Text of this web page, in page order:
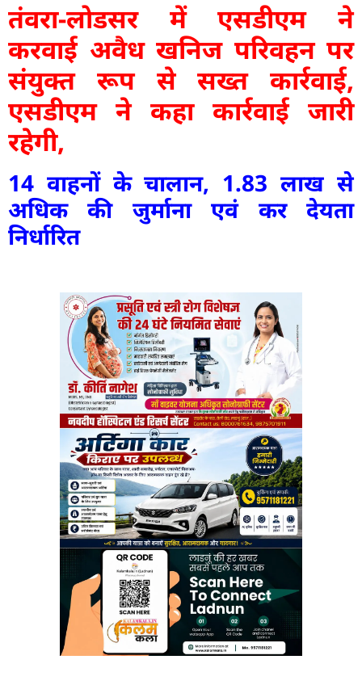
तंवरा-लोडसर में एसडीएम ने
करवाई अवैध खनिज परिवहन पर
संयुक्त रूप से सख्त कार्रवाई,
एसडीएम ने कहा कार्रवाई जारी
रहेगी,
14 वाहनों के चालान, 1.83 लाख से
अधिक की जुर्माना एवं कर देयता
निर्धारित